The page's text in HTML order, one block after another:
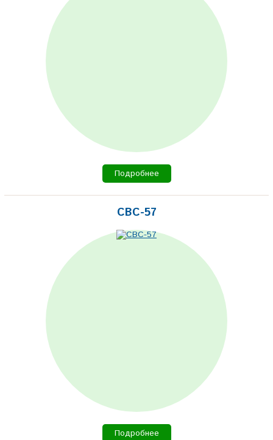
Подробнее
СВС-57
Подробнее